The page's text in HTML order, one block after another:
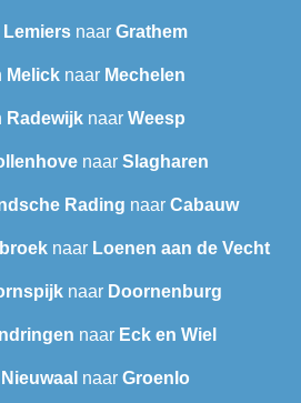
Lemiers naar Grathem
Melicknaar Mechelen
Radewijknaar Weesp
naar Slagharen
Rading naar Cabauw
naar Loenen aan de Vecht
naar Doornenburg
naar Eck en Wiel
Nieuwaal naar Groenlo